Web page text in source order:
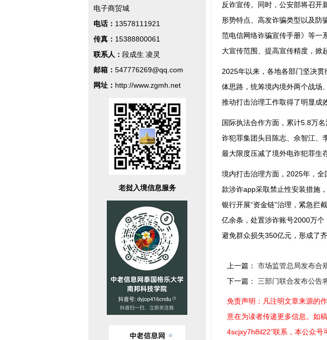
电子商贸城
电话： 13578111921
传真： 15388800061
联系人： 段成生 凌灵
邮箱： 547776269@qq.com
网址： http://www.zgmh.net
老挝入境信息服务
反诈宣传。同时，公安部将召开
形势特点、高发诈骗类型以及防
范电信网络诈骗宣传手册》等一
大宣传范围、提高宣传精度，掀
2025年以来，各地各部门坚决
体思路，统筹境内境外两个战场
推动打击治理工作取得了明显成
国际执法合作方面，累计5.8万
诈犯罪集团头目陈志、佘智江、
最大限度压减了境外电诈犯罪生
境内打击治理方面，2025年，
款涉诈app采取禁止性安装措施
银行开展“资金链”治理，紧急拦
亿余条，处置涉诈账号2000万
避免群众损失350亿元，形成了
上一篇： 市场监管总局发布合
下一篇： 三部门联合发布公告
免责声明：凡注明文章来源的
意在为读者传递更多信息。如
4scjxy7h8il22”联系，本公众号